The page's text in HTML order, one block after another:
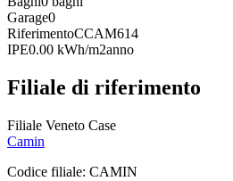
Garage0
RiferimentoCCAM614
IPE0.00 kWh/m2anno
Filiale di riferimento
Filiale Veneto Case
Camin
Codice filiale: CAMIN